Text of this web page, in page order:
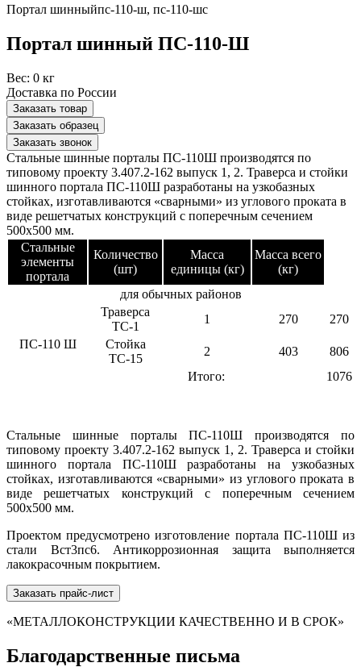
Портал шинныйпс-110-ш, пс-110-шс
Портал шинный ПС-110-Ш
Вес: 0 кг
Доставка по России
Заказать товар
Заказать образец
Заказать звонок
Стальные шинные порталы ПС-110Ш производятся по
типовому проекту 3.407.2-162 выпуск 1, 2. Траверса и стойки
шинного портала ПС-110Ш разработаны на узкобазных
стойках, изготавливаются «сварными» из углового проката в
виде решетчатых конструкций с поперечным сечением
500х500 мм.
Стальные
элементы
портала
Количество
(шт)
Масса
единицы (кг)
Масса всего
(кг)
для обычных районов
ПС-110 Ш
Траверса
ТС-1
1 270
270
Стойка
ТС-15
2 403
806
Итого:
1076
Стальные шинные порталы ПС-110Ш производятся по
типовому проекту 3.407.2-162 выпуск 1, 2. Траверса и стойки
шинного портала ПС-110Ш разработаны на узкобазных
стойках, изготавливаются «сварными» из углового проката в
виде решетчатых конструкций с поперечным сечением
500х500 мм.
Проектом предусмотрено изготовление портала ПС-110Ш из
стали Вст3пс6. Антикоррозионная защита выполняется
лакокрасочным покрытием.
Заказать прайс-лист
«МЕТАЛЛОКОНСТРУКЦИИ КАЧЕСТВЕННО И В СРОК»
Благодарственные письма